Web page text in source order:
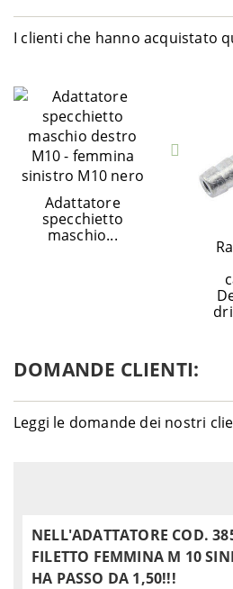
I clienti che hanno acquistato
Adattatore
specchietto
maschio...
DOMANDE CLIENTI:
Leggi le domande dei nostri
NELL'ADATTATORE COD.
FILETTO FEMMINA M 10
HA PASSO DA 1,50!!!